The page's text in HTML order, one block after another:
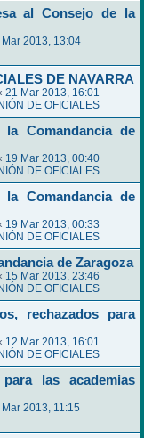
al Consejo de la
2013, 13:04
DE NAVARRA
21 Mar 2013, 16:01
DE OFICIALES
Comandancia de
19 Mar 2013, 00:40
DE OFICIALES
Comandancia de
19 Mar 2013, 00:33
DE OFICIALES
de Zaragoza
15 Mar 2013, 23:46
DE OFICIALES
rechazados para
12 Mar 2013, 16:01
DE OFICIALES
las academias
Mar 2013, 11:15